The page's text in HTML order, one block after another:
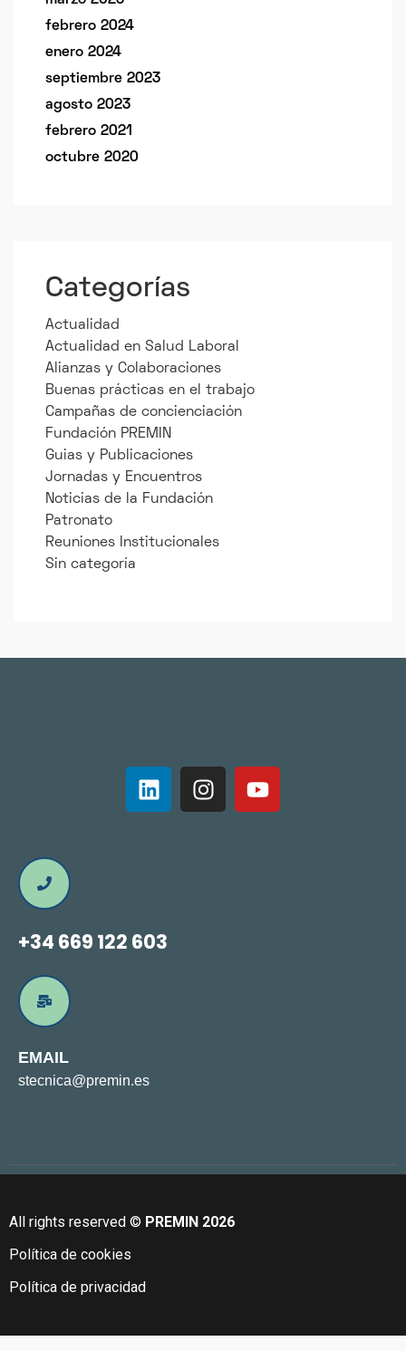
febrero 2024
enero 2024
septiembre 2023
agosto 2023
febrero 2021
octubre 2020
Categorías
Actualidad
Actualidad en Salud Laboral
Alianzas y Colaboraciones
Buenas prácticas en el trabajo
Campañas de concienciación
Fundación PREMIN
Guias y Publicaciones
Jornadas y Encuentros
Noticias de la Fundación
Patronato
Reuniones Institucionales
Sin categoría
+34 669 122 603
EMAIL
stecnica@premin.es
All rights reserved © PREMIN 2026
Política de cookies
Política de privacidad